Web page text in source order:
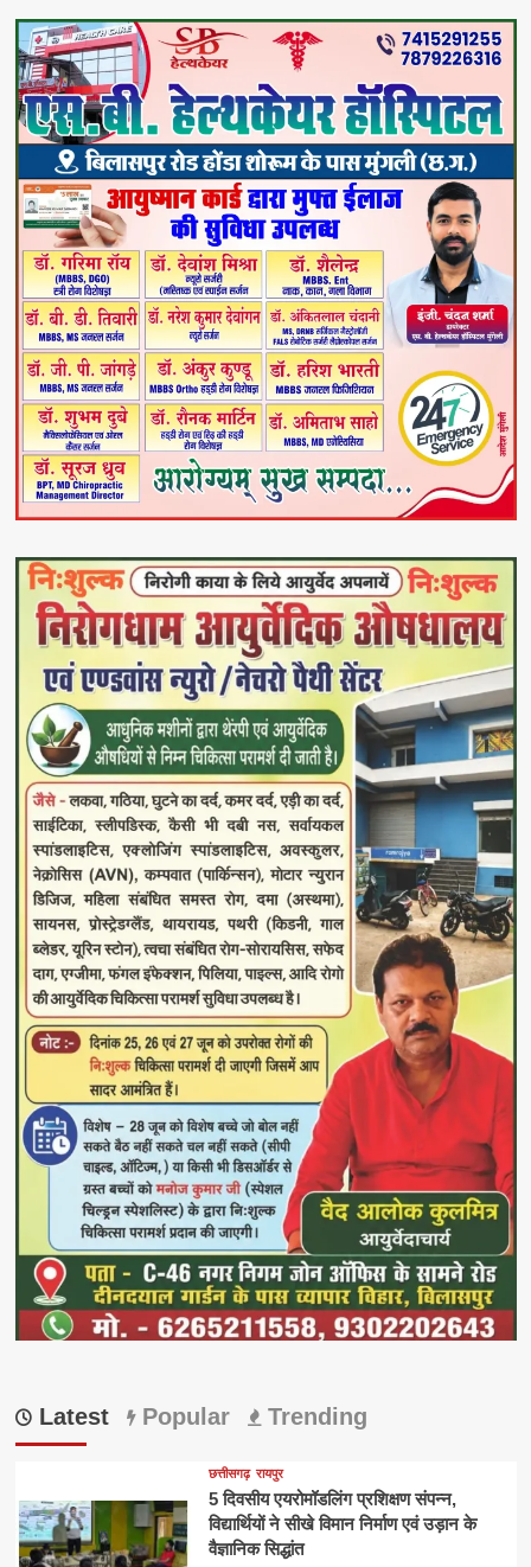
Latest Popular Trending
छत्तीसगढ़ रायपुर
5 दिवसीय एयरोमॉडलिंग प्रशिक्षण संपन्न,
विद्यार्थियों ने सीखे विमान निर्माण एवं उड़ान के
वैज्ञानिक सिद्धांत